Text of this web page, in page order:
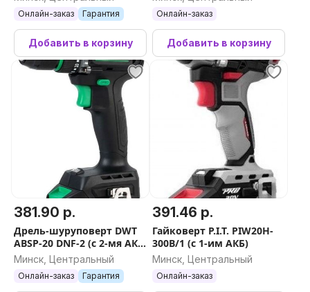
им АКБ)
Онлайн-заказ Гарантия
Добавить в корзину
Онлайн-заказ
Добавить в корзину
381.90 р.
Дрель-шуруповерт DWT
ABSP-20 DNF-2 (с 2-мя АКБ,
кейс)
Минск, Центральный
Онлайн-заказ Гарантия
391.46 р.
Гайковерт P.I.T. PIW20H-
300B/1 (с 1-им АКБ)
Минск, Центральный
Онлайн-заказ